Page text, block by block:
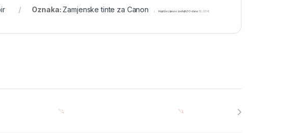
Oznaka: Zamjenske tinte za Canon Najniža cijena u zadnjih 30 dana:12,03€